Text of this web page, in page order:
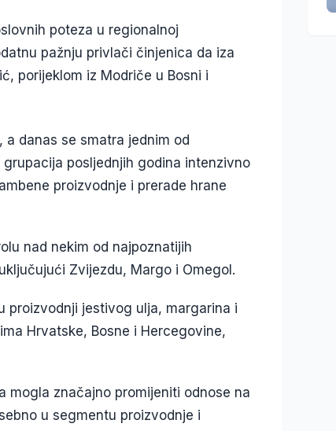
poteza u regionalnoj
pažnju privlači činjenica da iza
porijeklom iz Modriče u Bosni i
a danas se smatra jednim od
posljednjih godina intenzivno
proizvodnje i prerade hrane
nad nekim od najpoznatijih
Zvijezdu, Margo i Omegol.
proizvodnji jestivog ulja, margarina i
Hrvatske, Bosne i Hercegovine,
mogla značajno promijeniti odnose na
u segmentu proizvodnje i